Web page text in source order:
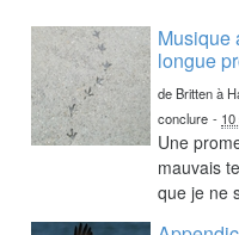
Musique
longue
de Britten à
conclure -
Une
mauvais
que je ne